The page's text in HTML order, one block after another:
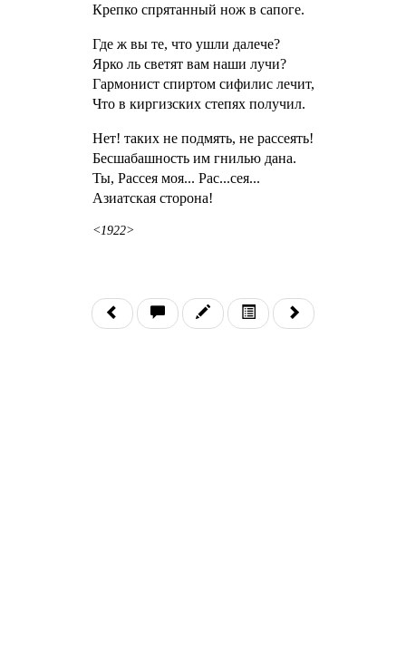
Крепко спрятанный нож в сапоге.
Где ж вы те, что ушли далече?
Ярко ль светят вам наши лучи?
Гармонист спиртом сифилис лечит,
Что в киргизских степях получил.
Нет! таких не подмять, не рассеять!
Бесшабашность им гнилью дана.
Ты, Рассея моя... Рас...сея...
Азиатская сторона!
<1922>